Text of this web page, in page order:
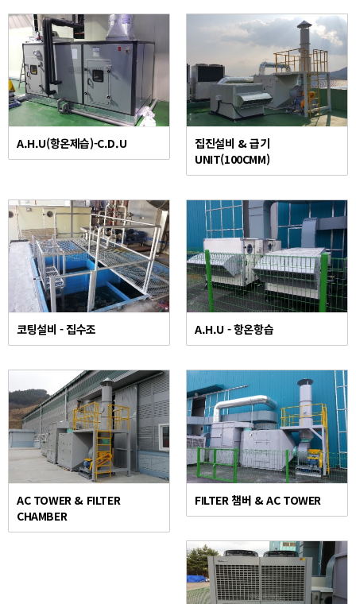
A.H.U(항온제습)-C.D.U
집진설비 & 급기
UNIT(100CMM)
코팅설비 - 집수조 A.H.U - 항온항습
AC TOWER & FILTER
CHAMBER
FILTER 챔버 & AC TOWER